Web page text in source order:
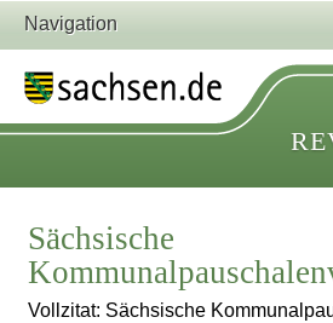
Navigation
Sächsische
Vollzitat: Sächsische